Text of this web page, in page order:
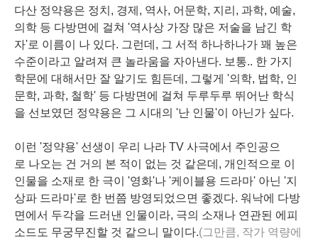
다산 정약용은 정치, 경제, 역사, 어문학, 지리, 과학, 예술,
의학 등 다방면에 걸쳐 '역사상 가장 많은 저술을 남긴 학
자'로 이름이 나 있다. 그런데, 그 서적 하나하나가 꽤 높은
수준이라고 알려져 큰 놀라움을 자아낸다. 보통.. 한 가지
학문에 대해서만 잘 알기도 힘든데, 그렇게 '의학, 법학, 인
문학, 과학, 철학' 등 다방면에 걸쳐 두루두루 뛰어난 학식
을 선보였던 정약용은 그 시대의 '난 인물'이 아닌가 싶다.
이런 '정약용' 선생이 우리 나라 TV 사극에서 주인공으
로 나오는 건 거의 본 적이 없는 것 같은데, 개인적으로 이
인물을 소재로 한 극이 '영화'나 '케이블용 드라마' 아닌 '지
상파 드라마'로 한 번쯤 방영되었으면 좋겠다. 워낙에 다방
면에서 두각을 드러낸 인물이라, 극의 소재나 연관된 에피
소드도 무궁무진할 것 같으니 말이다.(그만큼, 작가 역량에